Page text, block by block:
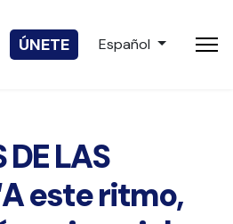
ÚNETE Seleccione su
Español
DE LAS
este ritmo,